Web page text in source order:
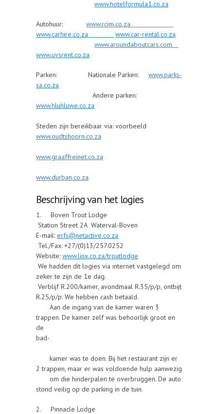
www.hotelformula1.co.za
Autohuur: www.rcjm.co.za
www.carhire.co.za
www.car-rental.co.za
www.aroundaboutcars.com
www.uvsrent.co.za
Parken: Nationale Parken: www.parks-
sa.co.za
Andere parken:
www.hluhluwe.co.za
Steden zijn bereikbaar via: voorbeeld
www.oudtshoorn.co.za
www.graaffreinet.co.za
www.durban.co.za
Beschrijving van het logies
1. Boven Trout Lodge
Station Street 2A Waterval-Boven
E-mail: erfs@netactive.co.za
Tel./Fax: +27/(0)13/257.0252
Website: www.linx.co.za/troutlodge
We hadden dit logies via internet vastgelegd om
zeker te zijn de 1e dag.
Verblijf R.200/kamer, avondmaal R.35/p/p, ontbijt
R.25/p/p. We hebben cash betaald.
Aan de ingang van de kamer waren 3
trappen. De kamer zelf was behoorlijk groot en
de
bad-
kamer was te doen. Bij het restaurant zijn er
2 trappen, maar er was voldoende hulp aanwezig
om die hinderpalen te overbruggen. De auto
stond veilig op de parking in de tuin.
2. Pinnacle Lodge